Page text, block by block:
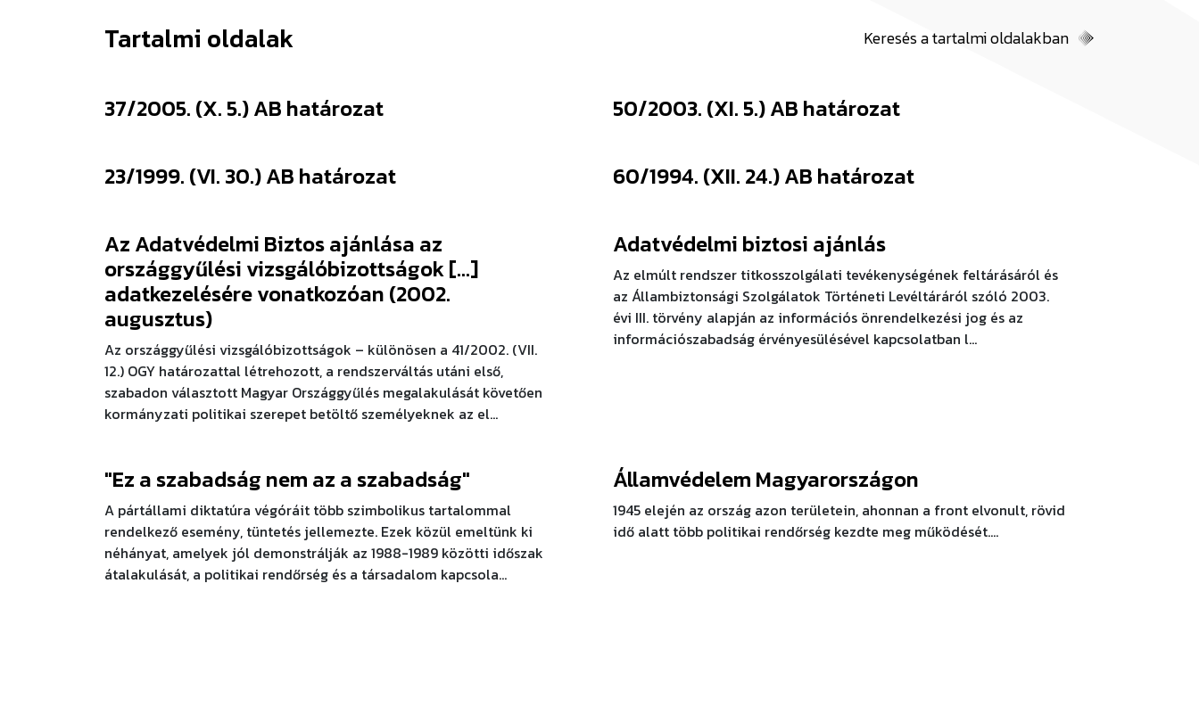
Tartalmi oldalak Keresés a tartalmi oldalakban
37/2005. (X. 5.) AB határozat 50/2003. (XI. 5.) AB határozat
23/1999. (VI. 30.) AB határozat 60/1994. (XII. 24.) AB határozat
Az Adatvédelmi Biztos ajánlása az
országgyűlési vizsgálóbizottságok […]
adatkezelésére vonatkozóan (2002.
augusztus)
Az országgyűlési vizsgálóbizottságok – különösen a 41/2002. (VII.
12.) OGY határozattal létrehozott, a rendszerváltás utáni első,
szabadon választott Magyar Országgyűlés megalakulását követően
kormányzati politikai szerepet betöltő személyeknek az el...
Adatvédelmi biztosi ajánlás
Az elmúlt rendszer titkosszolgálati tevékenységének feltárásáról és
az Állambiztonsági Szolgálatok Történeti Levéltáráról szóló 2003.
évi III. törvény alapján az információs önrendelkezési jog és az
információszabadság érvényesülésével kapcsolatban l...
"Ez a szabadság nem az a szabadság"
A pártállami diktatúra végóráit több szimbolikus tartalommal
rendelkező esemény, tüntetés jellemezte. Ezek közül emeltünk ki
néhányat, amelyek jól demonstrálják az 1988-1989 közötti időszak
átalakulását, a politikai rendőrség és a társadalom kapcsola...
Államvédelem Magyarországon
1945 elején az ország azon területein, ahonnan a front elvonult, rövid
idő alatt több politikai rendőrség kezdte meg működését....